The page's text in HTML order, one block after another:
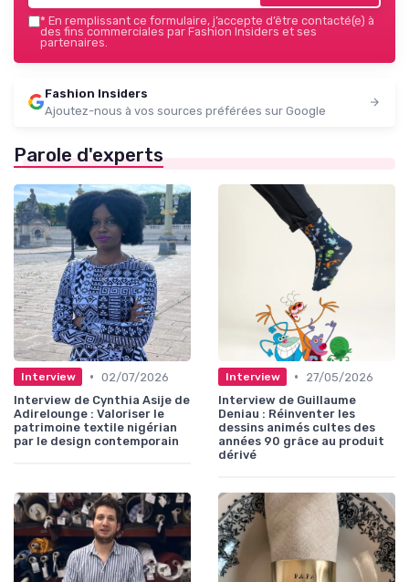
* En remplissant ce formulaire, j’accepte d’être contacté(e) à
des fins commerciales par Fashion Insiders et ses
partenaires.
Fashion Insiders
Ajoutez-nous à vos sources préférées sur Google
Parole d'experts
Interview • 02/07/2026
Interview de Cynthia Asije de
Adirelounge : Valoriser le
patrimoine textile nigérian
par le design contemporain
Interview •
27/05/2026
Interview de Guillaume
Deniau : Réinventer les
dessins animés cultes des
années 90 grâce au produit
dérivé